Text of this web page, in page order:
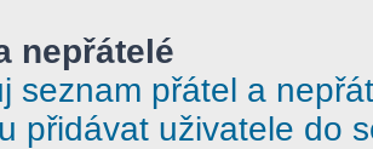
nepřátelé
seznam přátel a
přidávat uživatele do